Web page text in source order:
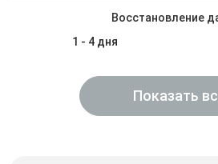
Восстановление
1 - 4 дня
Показать